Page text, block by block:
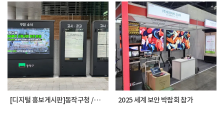
[디지털 홍보게시판]동작구청 / OG5500KT 3대 2025 세계 보안 박람회 참가